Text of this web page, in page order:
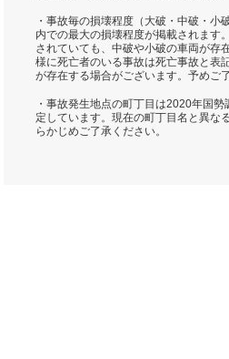
・事故毎の損壊程度（大破・中破・小
内での最大の損壊程度が掲載されます
されていても、中破や小破の車両が存
様に死亡者のいる事故は死亡事故と表
が存在する場合がございます。予めご
・事故発生地点の町丁目は2020年国
定しています。現在の町丁目名と異な
らかじめご了承ください。